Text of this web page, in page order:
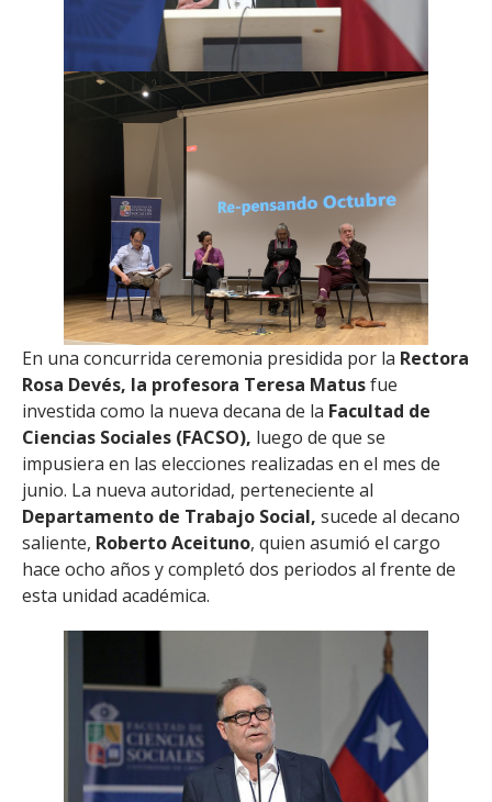
En una concurrida ceremonia presidida por la Rectora
Rosa Devés, la profesora Teresa Matusfue
investida como la nueva decana de la Facultad de
Ciencias Sociales (FACSO), luego de que se
impusiera en las elecciones realizadas en el mes de
junio. La nueva autoridad, perteneciente al
Departamento de Trabajo Social, sucede al decano
saliente, Roberto Aceituno, quien asumió el cargo
hace ocho años y completó dos periodos al frente de
esta unidad académica.